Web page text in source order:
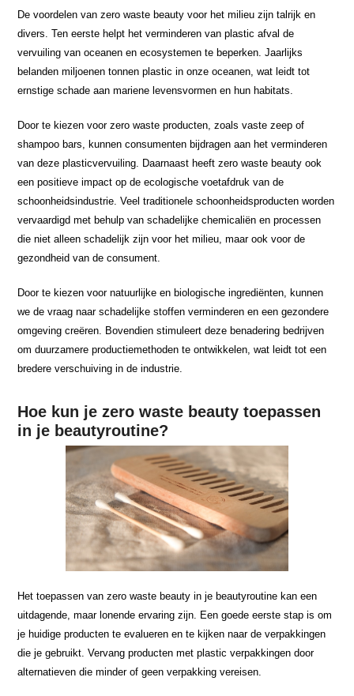
De voordelen van zero waste beauty voor het milieu zijn talrijk en
divers. Ten eerste helpt het verminderen van plastic afval de
vervuiling van oceanen en ecosystemen te beperken. Jaarlijks
belanden miljoenen tonnen plastic in onze oceanen, wat leidt tot
ernstige schade aan mariene levensvormen en hun habitats.
Door te kiezen voor zero waste producten, zoals vaste zeep of
shampoo bars, kunnen consumenten bijdragen aan het verminderen
van deze plasticvervuiling. Daarnaast heeft zero waste beauty ook
een positieve impact op de ecologische voetafdruk van de
schoonheidsindustrie. Veel traditionele schoonheidsproducten worden
vervaardigd met behulp van schadelijke chemicaliën en processen
die niet alleen schadelijk zijn voor het milieu, maar ook voor de
gezondheid van de consument.
Door te kiezen voor natuurlijke en biologische ingrediënten, kunnen
we de vraag naar schadelijke stoffen verminderen en een gezondere
omgeving creëren. Bovendien stimuleert deze benadering bedrijven
om duurzamere productiemethoden te ontwikkelen, wat leidt tot een
bredere verschuiving in de industrie.
Hoe kun je zero waste beauty toepassen
in je beautyroutine?
Het toepassen van zero waste beauty in je beautyroutine kan een
uitdagende, maar lonende ervaring zijn. Een goede eerste stap is om
je huidige producten te evalueren en te kijken naar de verpakkingen
die je gebruikt. Vervang producten met plastic verpakkingen door
alternatieven die minder of geen verpakking vereisen.